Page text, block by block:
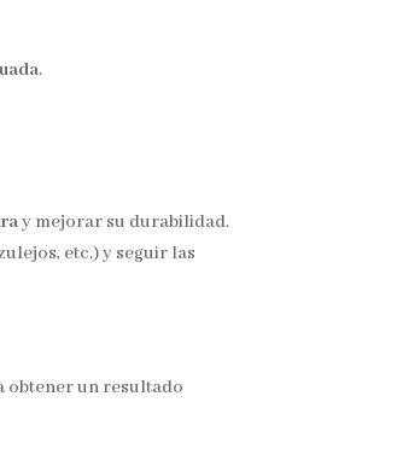
.
y mejorar su durabilidad.
etc.) y seguir las
obtener un resultado